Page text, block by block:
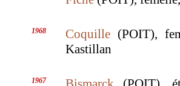
1968 Coquille (POIT),
Kastillan
1967